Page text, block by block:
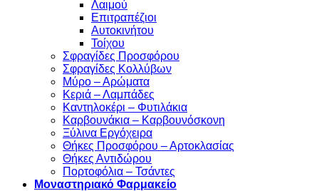
Λαιμού
Επιτραπέζιοι
Αυτοκινήτου
Τοίχου
Σφραγίδες Προσφόρου
Σφραγίδες Κολλύβων
Μύρο – Αρώματα
Κεριά – Λαμπάδες
Καντηλοκέρι – Φυτιλάκια
Καρβουνάκια – Καρβουνόσκονη
Ξύλινα Εργόχειρα
Θήκες Προσφόρου – Αρτοκλασίας
Θήκες Αντιδώρου
Πορτοφόλια – Τσάντες
Μοναστηριακό Φαρμακείο